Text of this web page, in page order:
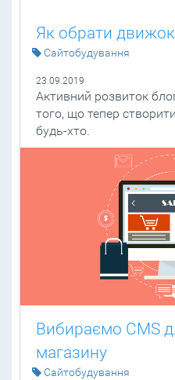
Як обрати
Cайтобудування
23.09.2019
Активний розвиток
того, що тепер
будь-хто.
Вибираємо CMS
магазину
Cайтобудування